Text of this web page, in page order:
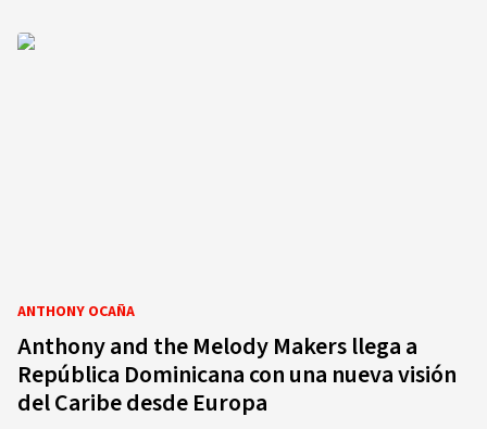
ANTHONY OCAÑA
Anthony and the Melody Makers llega a
República Dominicana con una nueva visión
del Caribe desde Europa